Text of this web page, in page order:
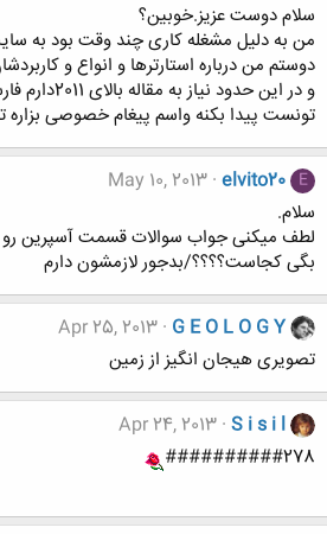
سلام دوست عزیز.خوبین؟
من به دلیل مشغله کاری چند وقت بود به
دوستم من درباره استارترها و انواع و
و در این حدود
تونست پیدا بکنه واسم پیغام خصوصی بزاره
E
elvito20
May 10, 2013
سلام.
لطف میکنی جواب سوالات قسمت آسپرین رو
بگی کجاست؟؟؟؟/بدجور لازمشون دارم
G E O L O G Y
Apr 25, 2013
تصویری هیجان انگیز از زمین
S i s i l
Apr 24, 2013
##########278